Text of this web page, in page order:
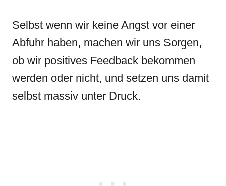
Selbst wenn wir keine Angst vor einer
Abfuhr haben, machen wir uns Sorgen,
ob wir positives Feedback bekommen
werden oder nicht, und setzen uns damit
selbst massiv unter Druck.